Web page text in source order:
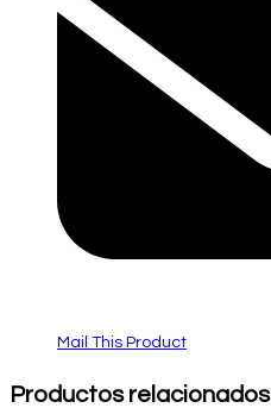
Mail This Product
Productos relacionados